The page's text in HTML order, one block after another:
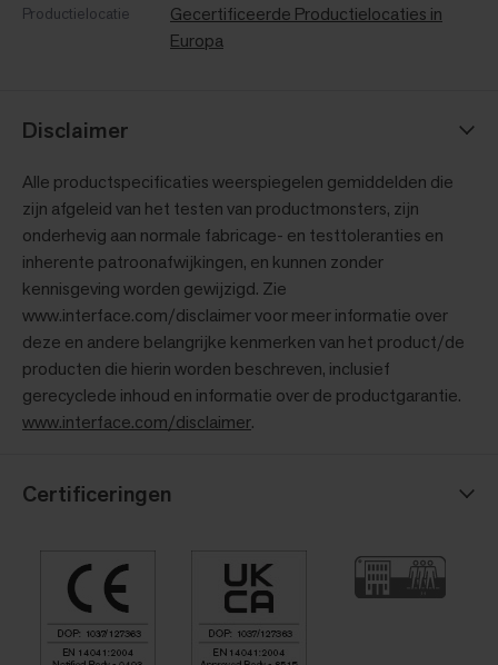
Productielocatie
Gecertificeerde Productielocaties in
Europa
Disclaimer
Alle productspecificaties weerspiegelen gemiddelden die
zijn afgeleid van het testen van productmonsters, zijn
onderhevig aan normale fabricage- en testtoleranties en
inherente patroonafwijkingen, en kunnen zonder
kennisgeving worden gewijzigd. Zie
www.interface.com/disclaimer voor meer informatie over
deze en andere belangrijke kenmerken van het product/de
producten die hierin worden beschreven, inclusief
gerecyclede inhoud en informatie over de productgarantie.
www.interface.com/disclaimer.
Certificeringen